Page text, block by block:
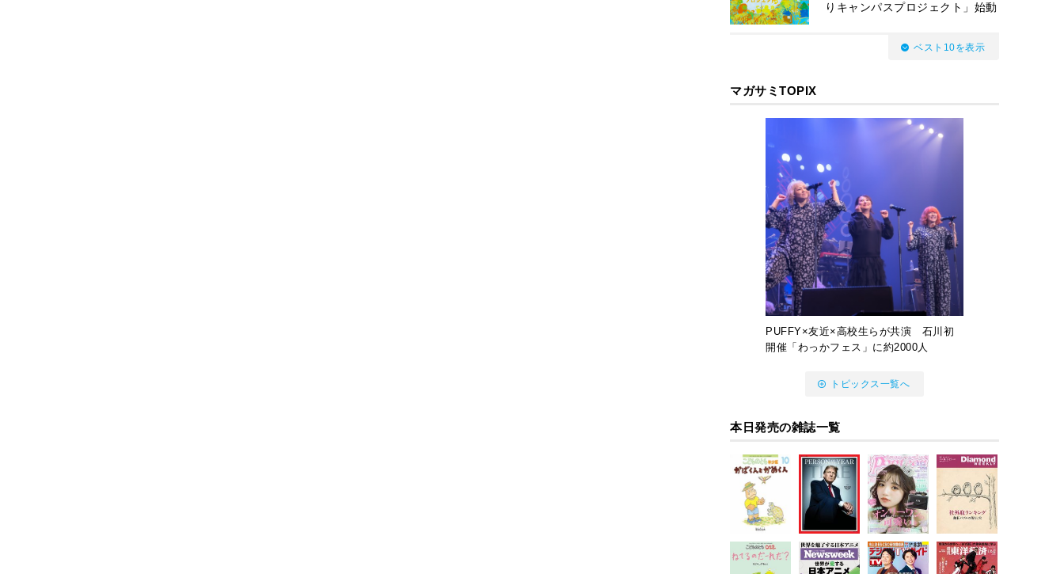
りキャンパスプロジェクト」始動
ベスト10を表示
マガサミTOPIX
PUFFY×友近×高校生らが共演 石川初
開催「わっかフェス」に約2000人
トピックス一覧へ
本日発売の雑誌一覧